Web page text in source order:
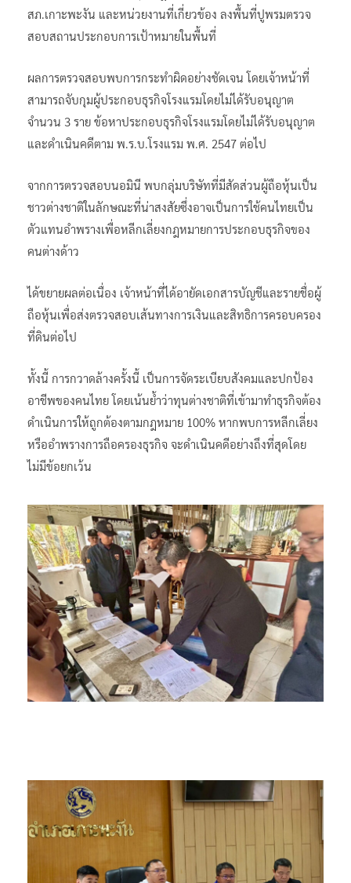
สภ.เกาะพะงัน และหน่วยงานที่เกี่ยวข้อง ลงพื้นที่ปูพรมตรวจ
สอบสถานประกอบการเป้าหมายในพื้นที่
ผลการตรวจสอบพบการกระทำผิดอย่างชัดเจน โดยเจ้าหน้าที่
สามารถจับกุมผู้ประกอบธุรกิจโรงแรมโดยไม่ได้รับอนุญาต
จำนวน 3 ราย ข้อหาประกอบธุรกิจโรงแรมโดยไม่ได้รับอนุญาต
และดำเนินคดีตาม พ.ร.บ.โรงแรม พ.ศ. 2547 ต่อไป
จากการตรวจสอบนอมินี พบกลุ่มบริษัทที่มีสัดส่วนผู้ถือหุ้นเป็น
ชาวต่างชาติในลักษณะที่น่าสงสัยซึ่งอาจเป็นการใช้คนไทยเป็น
ตัวแทนอำพรางเพื่อหลีกเลี่ยงกฎหมายการประกอบธุรกิจของ
คนต่างด้าว
ได้ขยายผลต่อเนื่อง เจ้าหน้าที่ได้อายัดเอกสารบัญชีและรายชื่อผู้
ถือหุ้นเพื่อส่งตรวจสอบเส้นทางการเงินและสิทธิการครอบครอง
ที่ดินต่อไป
​ทั้งนี้ การกวาดล้างครั้งนี้ เป็นการจัดระเบียบสังคมและปกป้อง
อาชีพของคนไทย โดยเน้นย้ำว่าทุนต่างชาติที่เข้ามาทำธุรกิจต้อง
ดำเนินการให้ถูกต้องตามกฎหมาย 100% หากพบการหลีกเลี่ยง
หรืออำพรางการถือครองธุรกิจ จะดำเนินคดีอย่างถึงที่สุดโดย
ไม่มีข้อยกเว้น